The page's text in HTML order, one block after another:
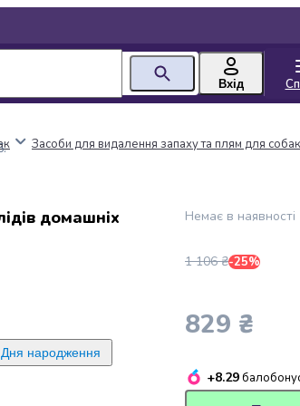
Вхід
Засоби для видалення запаху та плям для
домашніх
Дня народження
Немає в наявності
1 106 ₴-25%
829 ₴
+8.29